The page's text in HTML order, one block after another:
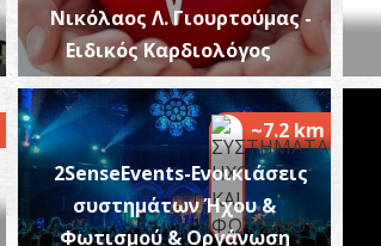
Νικόλαος Λ. Γιουρτούμας -
Ειδικός Καρδιολόγος
~7.2 km
2SenseEvents-Ενοικιάσεις
συστημάτων Ήχου &
Φωτισμού & Οργάνωση